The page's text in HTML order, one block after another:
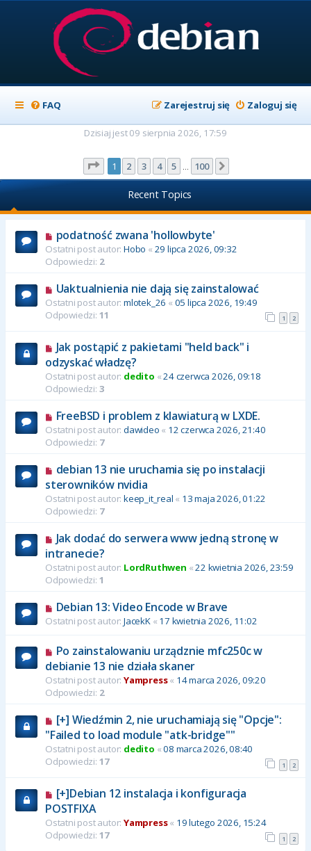
FAQ Zaloguj się
Zarejestruj się
Dzisiaj jest 09 sierpnia 2026, 17:59
Strona z100
1 2 3 4 5 100
Recent Topics
podatność zwana 'hollowbyte'
Ostatni post autor: Hobo « 29 lipca 2026, 09:32
Odpowiedzi: 2
Uaktualnienia nie dają się zainstalować
Ostatni post autor: mlotek_26 « 05 lipca 2026, 19:49
Odpowiedzi: 11 1 2
Jak postąpić z pakietami "held back" i
odzyskać władzę?
Ostatni post autor: dedito «24 czerwca 2026, 09:18
Odpowiedzi: 3
FreeBSD i problem z klawiaturą w LXDE.
Ostatni post autor: dawideo « 12 czerwca 2026, 21:40
Odpowiedzi: 7
debian 13 nie uruchamia się po instalacji
sterowników nvidia
Ostatni post autor: keep_it_real « 13 maja 2026, 01:22
Odpowiedzi: 7
Jak dodać do serwera www jedną stronę w
intranecie?
Ostatni post autor: LordRuthwen «22 kwietnia 2026, 23:59
Odpowiedzi: 1
Debian 13: Video Encode w Brave
Ostatni post autor: JacekK« 17 kwietnia 2026, 11:02
Po zainstalowaniu urządznie mfc250c w
debianie 13 nie działa skaner
Ostatni post autor: Yampress« 14 marca 2026, 09:20
Odpowiedzi: 2
[+] Wiedźmin 2, nie uruchamiają się "Opcje":
"Failed to load module "atk-bridge""
Ostatni post autor: dedito «08 marca 2026, 08:40
Odpowiedzi: 17 1 2
[+]Debian 12 instalacja i konfiguracja
POSTFIXA
Ostatni post autor: Yampress« 19 lutego 2026, 15:24
Odpowiedzi: 17 1 2